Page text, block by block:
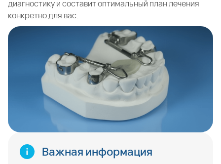
диагностику и составит оптимальный план лечения
конкретно для вас.
Важная информация